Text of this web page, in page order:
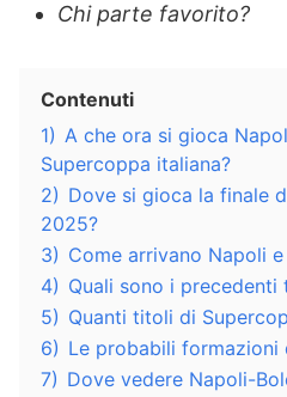
Chi parte favorito?
Contenuti
1) A che ora si gioca
Supercoppa italiana?
2) Dove si gioca la finale
2025?
3) Come arrivano Napoli
4) Quali sono i precedenti
5) Quanti titoli di
6) Le probabili formazioni
7) Dove vedere Napoli-